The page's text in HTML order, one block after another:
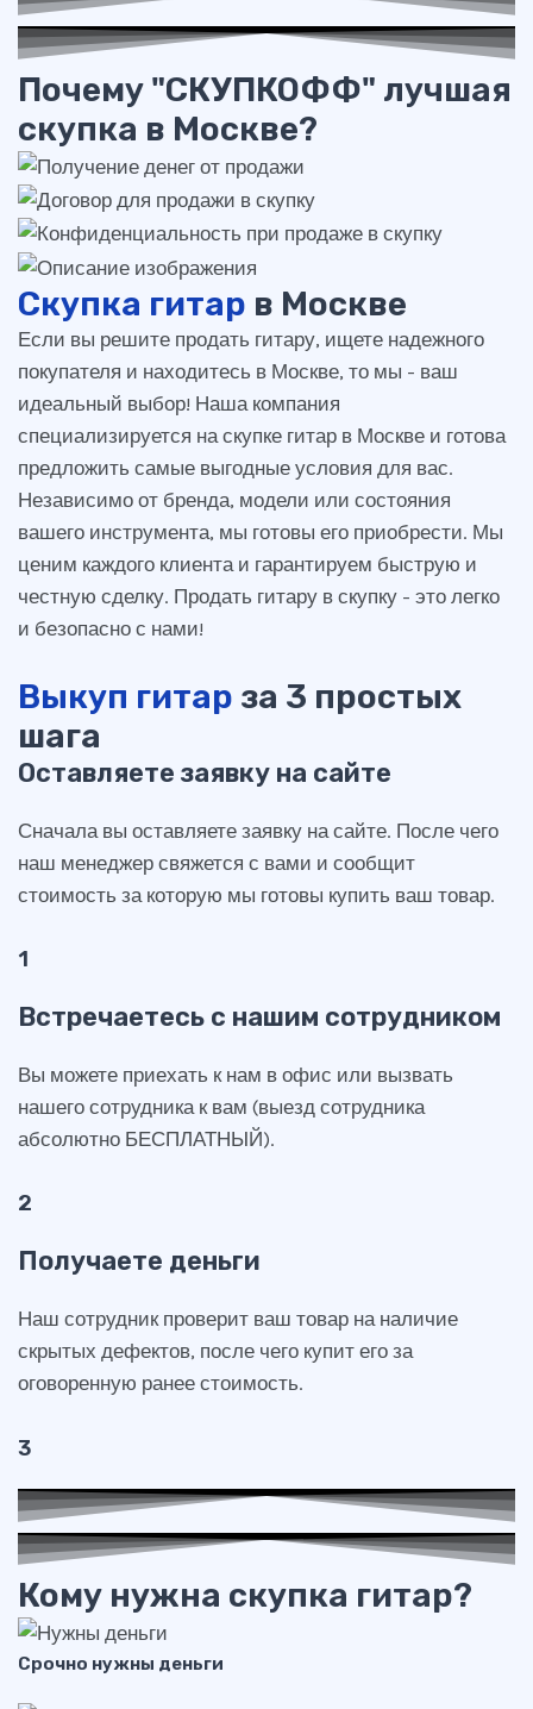
Почему "СКУПКОФФ" лучшая
скупка в Москве?
Скупка гитар в Москве
Если вы решите продать гитару, ищете надежного
покупателя и находитесь в Москве, то мы - ваш
идеальный выбор! Наша компания
специализируется на скупке гитар в Москве и готова
предложить самые выгодные условия для вас.
Независимо от бренда, модели или состояния
вашего инструмента, мы готовы его приобрести. Мы
ценим каждого клиента и гарантируем быструю и
честную сделку. Продать гитару в скупку - это легко
и безопасно с нами!
Выкуп гитар за 3 простых
шага
Оставляете заявку на сайте
Сначала вы оставляете заявку на сайте. После чего
наш менеджер свяжется с вами и сообщит
стоимость за которую мы готовы купить ваш товар.
1
Встречаетесь с нашим сотрудником
Вы можете приехать к нам в офис или вызвать
нашего сотрудника к вам (выезд сотрудника
абсолютно БЕСПЛАТНЫЙ).
2
Получаете деньги
Наш сотрудник проверит ваш товар на наличие
скрытых дефектов, после чего купит его за
оговоренную ранее стоимость.
3
Кому нужна скупка гитар?
Срочно нужны деньги